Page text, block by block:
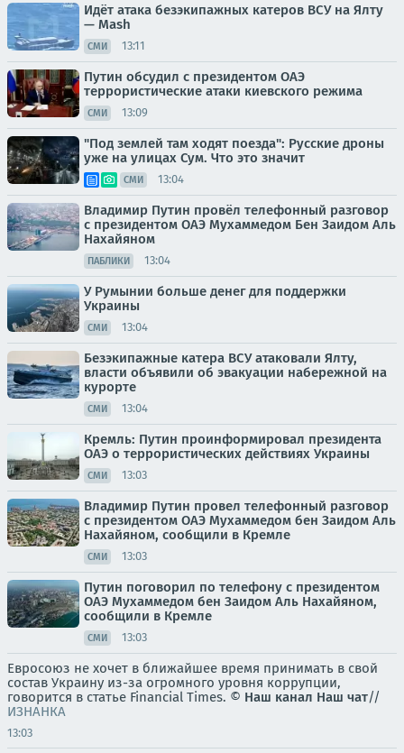
Идёт атака безэкипажных катеров ВСУ на Ялту
— Mash
СМИ 13:11
Путин обсудил с президентом ОАЭ
террористические атаки киевского режима
СМИ 13:09
"Под землей там ходят поезда": Русские дроны
уже на улицах Сум. Что это значит
СМИ 13:04
Владимир Путин провёл телефонный разговор
с президентом ОАЭ Мухаммедом Бен Заидом Аль
Нахайяном
ПАБЛИКИ 13:04
У Румынии больше денег для поддержки
Украины
СМИ 13:04
Безэкипажные катера ВСУ атаковали Ялту,
власти объявили об эвакуации набережной на
курорте
СМИ 13:04
Кремль: Путин проинформировал президента
ОАЭ о террористических действиях Украины
СМИ 13:03
Владимир Путин провел телефонный разговор
с президентом ОАЭ Мухаммедом бен Заидом Аль
Нахайяном, сообщили в Кремле
СМИ 13:03
Путин поговорил по телефону с президентом
ОАЭ Мухаммедом бен Заидом Аль Нахайяном,
сообщили в Кремле
СМИ 13:03
Евросоюз не хочет в ближайшее время принимать в свой
состав Украину из-за огромного уровня коррупции,
говорится в статье Financial Times. © Наш канал Наш чат//
ИЗНАНКА
13:03